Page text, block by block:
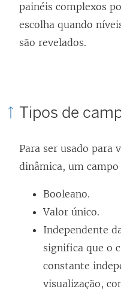
painéis complexos
escolha quando
são revelados.
Tipos de
Para ser usado para
dinâmica, um
Booleano.
Valor único.
Independente
significa que o
constante
visualização,